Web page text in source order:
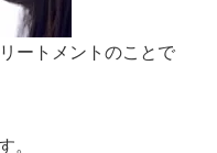
ートメントのことで
。